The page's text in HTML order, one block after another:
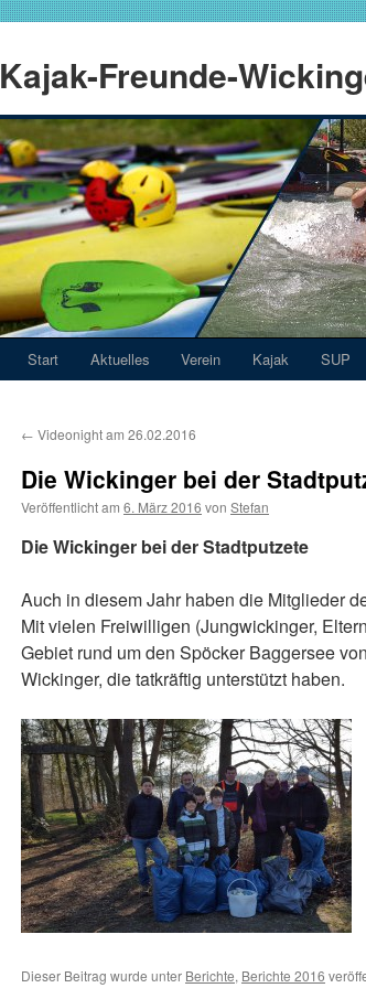
springen
Kajak-Freunde-
Start Aktuelles Verein Kajak SUP
← Videonight am 26.02.2016
Die Wickinger bei der
Veröffentlicht am 6. März 2016 von Stefan
Die Wickinger bei der Stadtputzete
Auch in diesem Jahr haben die Mitglieder
Mit vielen Freiwilligen (Jungwickinger,
Gebiet rund um den Spöcker Baggersee
Wickinger, die tatkräftig unterstützt haben.
Dieser Beitrag wurde unter Berichte, Berichte 2016